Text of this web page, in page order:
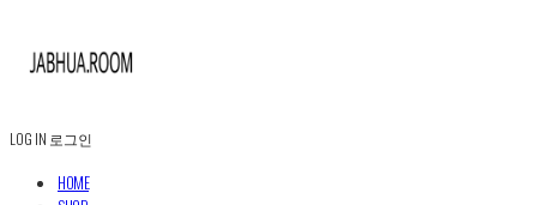
LOG IN 로그인
HOME